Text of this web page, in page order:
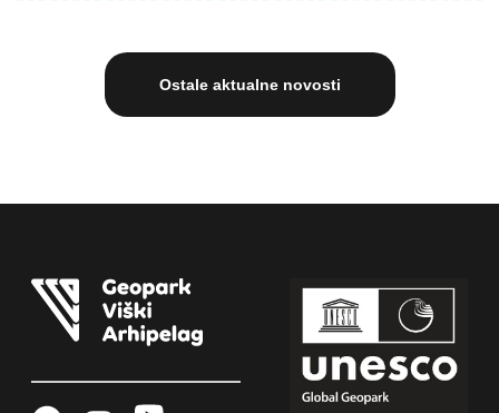
Ostale aktualne novosti